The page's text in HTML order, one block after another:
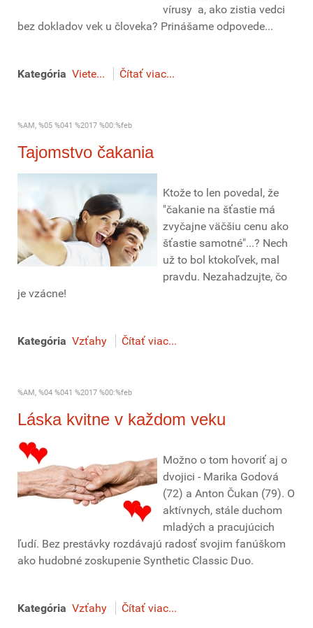
vírusy a, ako zistia vedci
bez dokladov vek u človeka? Prinášame odpovede...
Kategória Viete... Čítať viac...
%AM, %05 %041 %2017 %00:%feb
Tajomstvo čakania
Ktože to len povedal, že
"čakanie na šťastie má
zvyčajne väčšiu cenu ako
šťastie samotné"...? Nech
už to bol ktokoľvek, mal
pravdu. Nezahadzujte, čo
je vzácne!
Kategória Vzťahy Čítať viac...
%AM, %04 %041 %2017 %00:%feb
Láska kvitne v každom veku
Možno o tom hovoriť aj o
dvojici - Marika Godová
(72) a Anton Čukan (79). O
aktívnych, stále duchom
mladých a pracujúcich
ľudí. Bez prestávky rozdávajú radosť svojim fanúškom
ako hudobné zoskupenie Synthetic Classic Duo.
Kategória Vzťahy Čítať viac...